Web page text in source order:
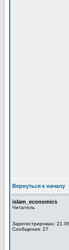
Вернуться к началу
islam_economics
Читатель
Зарегистрирован:
Сообщения: 27